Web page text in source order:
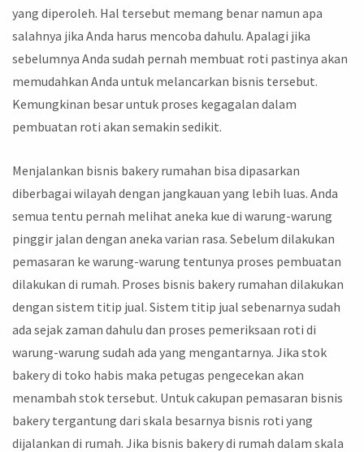
yang diperoleh. Hal tersebut memang benar namun apa
salahnya jika Anda harus mencoba dahulu. Apalagi jika
sebelumnya Anda sudah pernah membuat roti pastinya akan
memudahkan Anda untuk melancarkan bisnis tersebut.
Kemungkinan besar untuk proses kegagalan dalam
pembuatan roti akan semakin sedikit.
Menjalankan bisnis bakery rumahan bisa dipasarkan
diberbagai wilayah dengan jangkauan yang lebih luas. Anda
semua tentu pernah melihat aneka kue di warung-warung
pinggir jalan dengan aneka varian rasa. Sebelum dilakukan
pemasaran ke warung-warung tentunya proses pembuatan
dilakukan di rumah. Proses bisnis bakery rumahan dilakukan
dengan sistem titip jual. Sistem titip jual sebenarnya sudah
ada sejak zaman dahulu dan proses pemeriksaan roti di
warung-warung sudah ada yang mengantarnya. Jika stok
bakery di toko habis maka petugas pengecekan akan
menambah stok tersebut. Untuk cakupan pemasaran bisnis
bakery tergantung dari skala besarnya bisnis roti yang
dijalankan di rumah. Jika bisnis bakery di rumah dalam skala